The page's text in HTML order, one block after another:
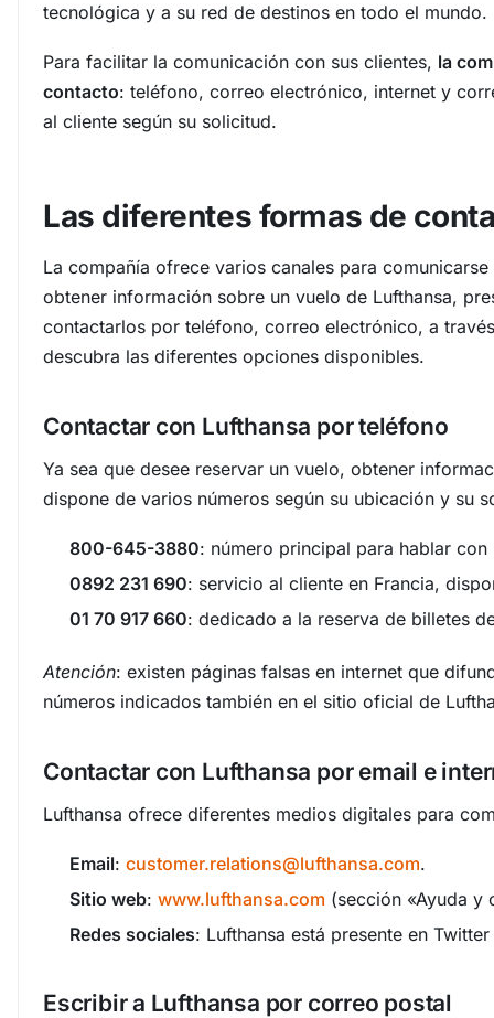
tecnológica y a su red de destinos en todo el
Para facilitar la comunicación con sus clientes, la
contacto: teléfono, correo electrónico, internet y
al cliente según su solicitud.
Las diferentes formas de
La compañía ofrece varios canales para
obtener información sobre un vuelo de Lufthansa,
contactarlos por teléfono, correo electrónico, a
descubra las diferentes opciones disponibles.
Contactar con Lufthansa por teléfono
Ya sea que desee reservar un vuelo, obtener
dispone de varios números según su ubicación y su
800-645-3880: número principal para hablar
0892 231 690: servicio al cliente en Francia,
01 70 917 660: dedicado a la reserva de billetes
Atención: existen páginas falsas en internet que
números indicados también en el sitio oficial de
Contactar con Lufthansa por email e
Lufthansa ofrece diferentes medios digitales para
Email: customer.relations@lufthansa.com.
Sitio web: www.lufthansa.com (sección «Ayuda y
Redes sociales: Lufthansa está presente en
Escribir a Lufthansa por correo postal